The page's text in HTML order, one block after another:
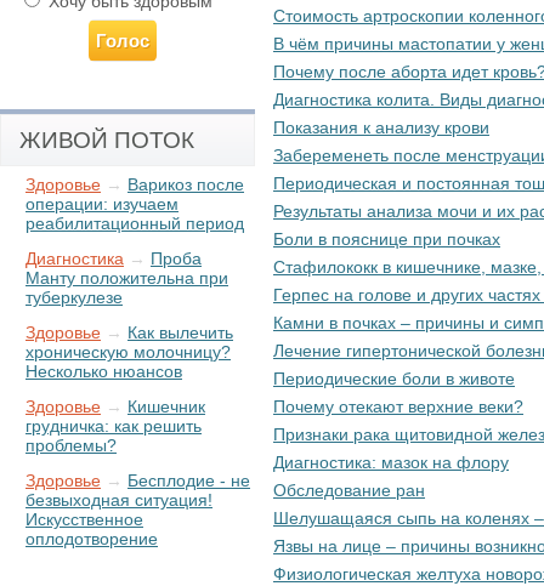
Стоимость артроскопии
В чём причины мастопатии у
Почему после аборта идет
Диагностика колита. Виды
Показания к анализу крови
Забеременеть после
Периодическая и постоянная
Результаты анализа мочи и их
Боли в пояснице при почках
Стафилококк в кишечнике,
Герпес на голове и других
Камни в почках – причины и
Лечение гипертонической
Периодические боли в животе
Почему отекают верхние веки?
Признаки рака щитовидной
Диагностика: мазок на флору
Обследование ран
Шелушащаяся сыпь на коленях –
Язвы на лице – причины
Физиологическая желтуха
ЖИВОЙ ПОТОК
Здоровье → Варикоз после
операции: изучаем
реабилитационный период
Диагностика → Проба
Манту положительна при
туберкулезе
Здоровье → Как вылечить
хроническую молочницу?
Несколько нюансов
Здоровье → Кишечник
грудничка: как решить
проблемы?
Здоровье → Бесплодие - не
безвыходная ситуация!
Искусственное
оплодотворение